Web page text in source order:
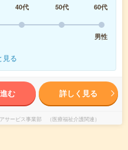
40代 50代
60代
男性
見る
む 詳しく見る
サービス事業部 （医療福祉介護関連）